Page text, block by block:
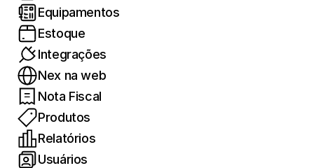
Equipamentos
Estoque
Integrações
Nex na web
Nota Fiscal
Produtos
Relatórios
Usuários